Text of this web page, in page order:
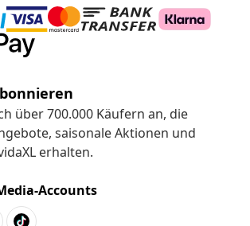
über 700.000 Käufern an, die
saisonale Aktionen und
erhalten.
Accounts